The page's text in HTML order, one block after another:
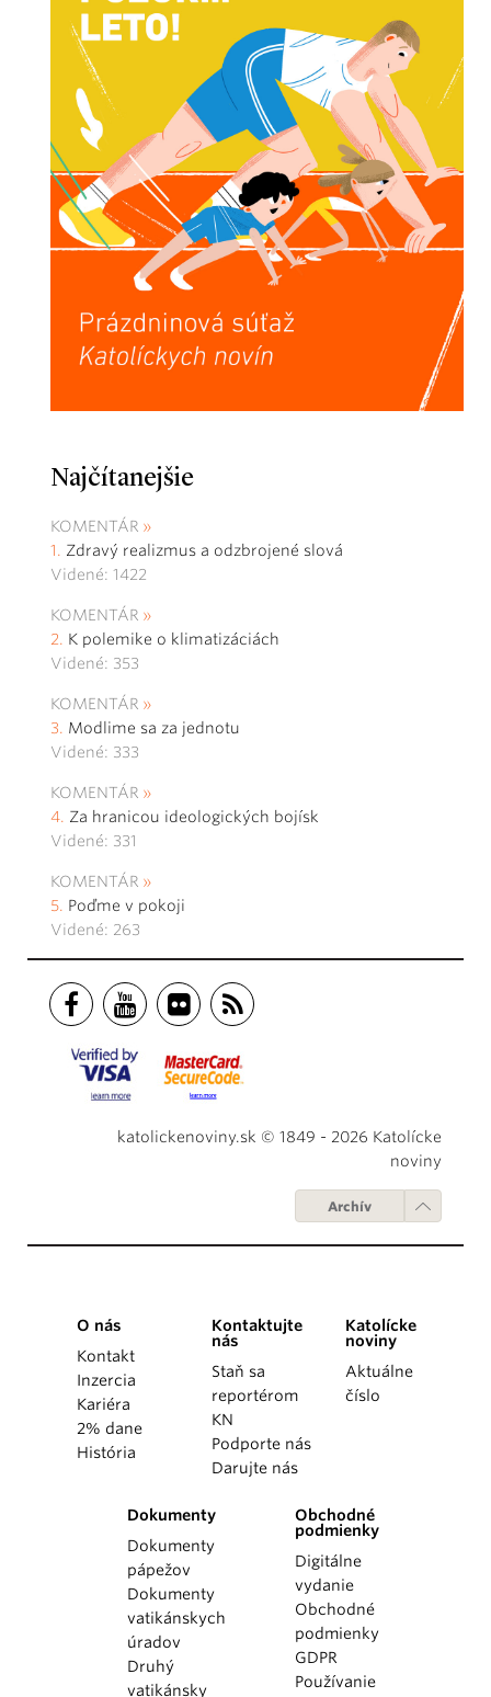
Najčítanejšie
KOMENTÁR
Zdravý realizmus a odzbrojené slová
Videné: 1422
KOMENTÁR
K polemike o klimatizáciách
Videné: 353
KOMENTÁR
Modlime sa za jednotu
Videné: 333
KOMENTÁR
Za hranicou ideologických bojísk
Videné: 331
KOMENTÁR
Poďme v pokoji
Videné: 263
katolickenoviny.sk © 1849 - 2026 Katolícke
noviny
Archív
O nás
Kontakt
Inzercia
Kariéra
2% dane
História
Kontaktujte
nás
Staň sa
reportérom
KN
Podporte nás
Darujte nás
Katolícke
noviny
Aktuálne
číslo
Dokumenty
Dokumenty
pápežov
Dokumenty
vatikánskych
úradov
Druhý
vatikánsky
Obchodné
podmienky
Digitálne
vydanie
Obchodné
podmienky
GDPR
Používanie